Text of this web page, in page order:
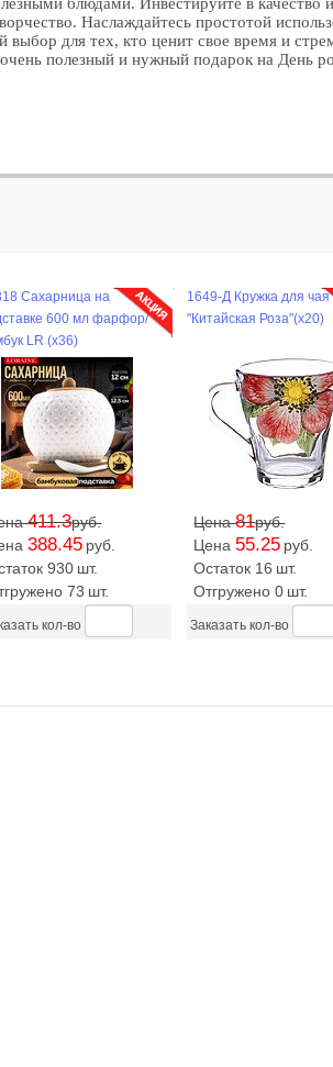
Наслаждайтесь простотой
выбор для тех, кто ценит свое время и
полезный и нужный подарок на День
Сахарница на
600 мл фарфор/
LR (х36)
411.3руб.
388.45 руб.
930 шт.
73 шт.
кол-во
1649-Д Кружка для
"Китайская Роза"(х20)
Цена81руб.
Цена 55.25 руб.
Остаток 16 шт.
Отгружено 0 шт.
Заказать кол-во